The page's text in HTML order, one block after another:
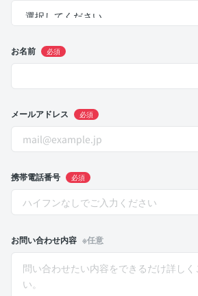
お名前 必須
メールアドレス 必須
携帯電話番号 必須
お問い合わせ内容 ※任意